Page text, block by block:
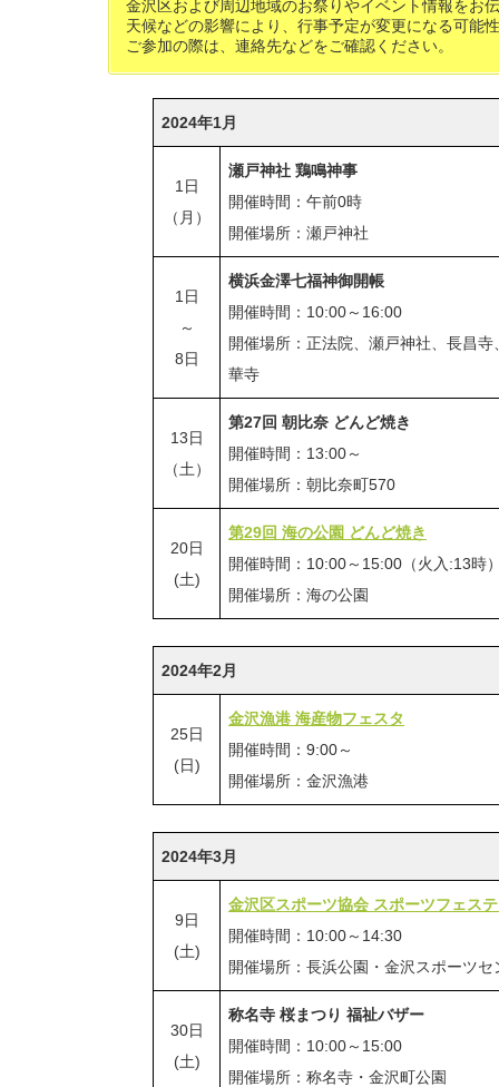
金沢区および周辺地域のお祭りやイベント情報をお
天候などの影響により、行事予定が変更になる可能
ご参加の際は、連絡先などをご確認ください。
2024年1月
1日
（月）
瀬戸神社 鶏鳴神事
開催時間：午前0時
開催場所：瀬戸神社
1日
～
8日
横浜金澤七福神御開帳
開催時間：10:00～16:00
開催場所：正法院、瀬戸神社、長昌
華寺
13日
（土）
第27回 朝比奈 どんど焼き
開催時間：13:00～
開催場所：朝比奈町570
20日
(土)
第29回 海の公園 どんど焼き
開催時間：10:00～15:00（火入:13時
開催場所：海の公園
2024年2月
25日
(日)
金沢漁港 海産物フェスタ
開催時間：9:00～
開催場所：金沢漁港
2024年3月
9日
(土)
金沢区スポーツ協会 スポーツフェス
開催時間：10:00～14:30
開催場所：長浜公園・金沢スポーツセ
30日
(土)
称名寺 桜まつり 福祉バザー
開催時間：10:00～15:00
開催場所：称名寺・金沢町公園